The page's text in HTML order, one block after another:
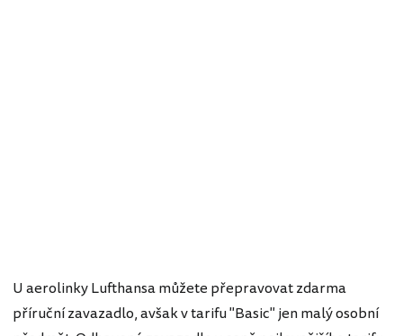
U aerolinky Lufthansa můžete přepravovat zdarma
příruční zavazadlo, avšak v tarifu "Basic" jen malý osobní